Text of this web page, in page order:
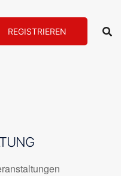
REGISTRIEREN